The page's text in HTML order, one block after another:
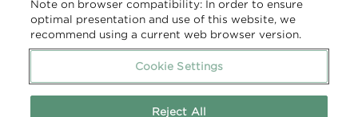
T (DE): +49 9921 600-0
T (SK): +421 910 177 843
Kontaktní formulář
Note on browser compatibility: In order to ensure
optimal presentation and use of this website, we
recommend using a current web browser version.
Cookie Settings
Reject All